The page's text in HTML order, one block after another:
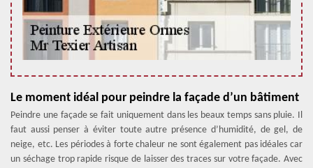
Le moment idéal pour peindre la façade d’un bâtiment
Peindre une façade se fait uniquement dans les beaux temps sans pluie. Il
faut aussi penser à éviter toute autre présence d’humidité, de gel, de
neige, etc. Les périodes à forte chaleur ne sont également pas idéales car
un séchage trop rapide risque de laisser des traces sur votre façade. Avec